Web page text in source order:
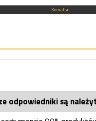
Komatsu
odpowiedniki są